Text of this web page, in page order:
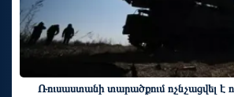
Ռուսաստանի տարածքում ոչնչացվել է